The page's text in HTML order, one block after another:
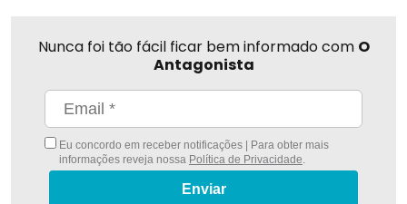
Nunca foi tão fácil ficar bem informado com O
Antagonista
Eu concordo em receber notificações | Para obter mais
informações reveja nossa Política de Privacidade.
Enviar